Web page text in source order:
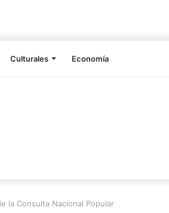
Culturales Economía
la Consulta Nacional Popular